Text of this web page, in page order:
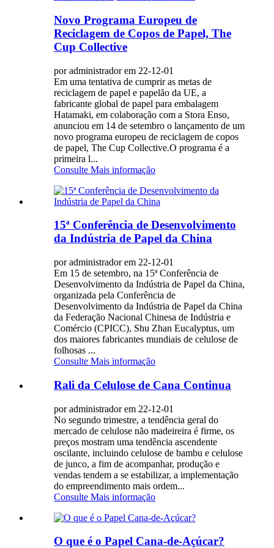
Novo Programa Europeu de
Reciclagem de Copos de Papel, The
Cup Collective
por administrador em 22-12-01
Em uma tentativa de cumprir as metas de
reciclagem de papel e papelão da UE, a
fabricante global de papel para embalagem
Hatamaki, em colaboração com a Stora Enso,
anunciou em 14 de setembro o lançamento de um
novo programa europeu de reciclagem de copos
de papel, The Cup Collective.O programa é a
primeira l...
Consulte Mais informação
15ª Conferência de Desenvolvimento
da Indústria de Papel da China
por administrador em 22-12-01
Em 15 de setembro, na 15ª Conferência de
Desenvolvimento da Indústria de Papel da China,
organizada pela Conferência de
Desenvolvimento da Indústria de Papel da China
da Federação Nacional Chinesa de Indústria e
Comércio (CPICC), Shu Zhan Eucalyptus, um
dos maiores fabricantes mundiais de celulose de
folhosas ...
Consulte Mais informação
Rali da Celulose de Cana Continua
por administrador em 22-12-01
No segundo trimestre, a tendência geral do
mercado de celulose não madeireira é firme, os
preços mostram uma tendência ascendente
oscilante, incluindo celulose de bambu e celulose
de junco, a fim de acompanhar, produção e
vendas tendem a se estabilizar, a implementação
do empreendimento mais ordem...
Consulte Mais informação
O que é o Papel Cana-de-Açúcar?